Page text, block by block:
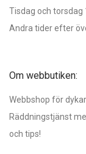
Tisdag och torsdag
Andra tider efter
Om webbutiken:
Webbshop för
Räddningstjänst
och tips!